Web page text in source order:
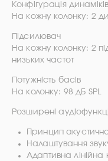
Конфігурація динаміків
На кожну колонку: 2
Підсилювач
На кожну колонку: 2
низьких частот
Потужність басів
На колонку: 98 дБ SPL
Розширені
Принцип
Налаштування
Адаптивна лінійна